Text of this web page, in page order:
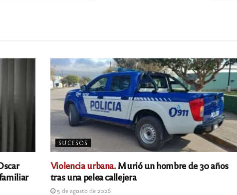
SUCESOS
Violencia urbana.Murió un hombre de 30 años
tras una pelea callejera
5 de agosto de 2026